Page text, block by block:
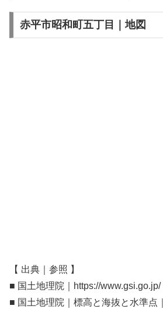
赤平市昭和町五丁目｜地図
【 出典｜参照 】
■ 国土地理院｜https://www.gsi.go.jp/
■ 国土地理院｜標高と海抜と水準点｜